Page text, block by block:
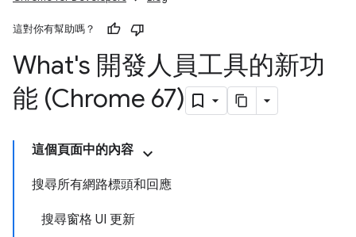
這對你有幫助嗎？
What's 開發人員工具的新功
能 (Chrome 67)
這個頁面中的內容
搜尋所有網路標頭和回應
搜尋窗格 UI 更新